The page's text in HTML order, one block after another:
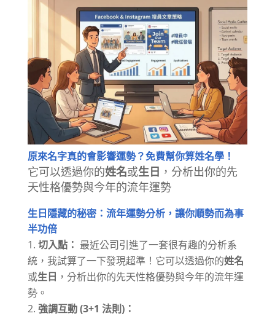
原來名字真的會影響運勢？免費幫你算姓名學！
它可以透過你的姓名或生日 ，分析出你的先
天性格優勢與今年的流年運勢
生日隱藏的秘密：流年運勢分析，讓你順勢而為事
半功倍
切入點： 最近公司引進了一套很有趣的分析系
統，我試算了一下發現超準！它可以透過你的姓名
或生日 ，分析出你的先天性格優勢與今年的流年運
勢。
強調互動 (3+1 法則)：